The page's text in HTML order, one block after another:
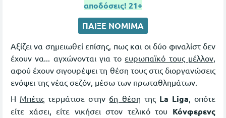
αποδόσεις! 21+
ΠΑΙΞΕ ΝΟΜΙΜΑ
Αξίζει να σημειωθεί επίσης, πως και οι δύο φιναλίστ δεν
έχουν να... αγχώνονται για το ευρωπαϊκό τους μέλλον,
αφού έχουν σιγουρέψει τη θέση τους στις διοργανώσεις
ενόψει της νέας σεζόν, μέσω των πρωταθλημάτων.
Η Μπέτις τερμάτισε στην 6η θέση της La Liga, οπότε
είτε χάσει, είτε νικήσει στον τελικό του Κόνφερενς